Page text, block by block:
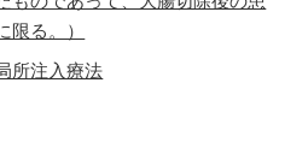
る。）
所注入療法